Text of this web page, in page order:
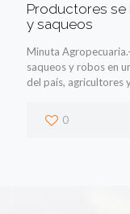
Productores se
y saqueos
Minuta
saqueos y robos en
del país, agricultores
0